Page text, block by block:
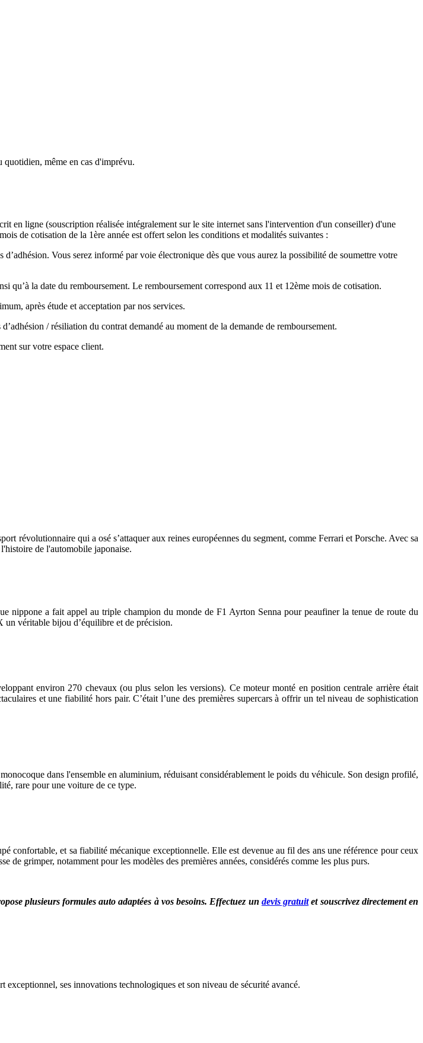
quotidien, même en cas d'imprévu.
en ligne (souscription réalisée intégralement sur le site internet sans l'intervention d'un conseiller) d'une
de cotisation de la 1ère année est offert selon les conditions et modalités suivantes :
Vous serez informé par voie électronique dès que vous aurez la possibilité de soumettre votre
qu’à la date du remboursement. Le remboursement correspond aux 11 et 12ème mois de cotisation.
après étude et acceptation par nos services.
/ résiliation du contrat demandé au moment de la demande de remboursement.
sur votre espace client.
révolutionnaire qui a osé s’attaquer aux reines européennes du segment, comme Ferrari et Porsche. Avec sa
de l'automobile japonaise.
a fait appel au triple champion du monde de F1 Ayrton Senna pour peaufiner la tenue de route du
un véritable bijou d’équilibre et de précision.
environ 270 chevaux (ou plus selon les versions). Ce moteur monté en position centrale arrière était
et une fiabilité hors pair. C’était l’une des premières supercars à offrir un tel niveau de sophistication
dans l'ensemble en aluminium, réduisant considérablement le poids du véhicule. Son design profilé,
rare pour une voiture de ce type.
confortable, et sa fiabilité mécanique exceptionnelle. Elle est devenue au fil des ans une référence pour ceux
de grimper, notamment pour les modèles des premières années, considérés comme les plus purs.
plusieurs formules auto adaptées à vos besoins. Effectuez un devis gratuit et souscrivez directement en
ses innovations technologiques et son niveau de sécurité avancé.